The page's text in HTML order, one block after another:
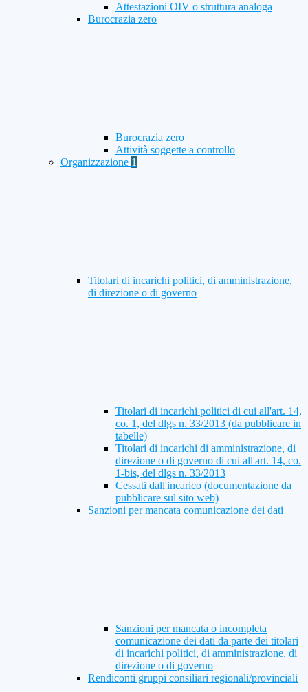
Attestazioni OIV o struttura analoga
Burocrazia zero
Burocrazia zero
Attività soggette a controllo
Organizzazione 1
Titolari di incarichi politici, di amministrazione,
di direzione o di governo
Titolari di incarichi politici di cui all'art. 14,
co. 1, del dlgs n. 33/2013 (da pubblicare in
tabelle)
Titolari di incarichi di amministrazione, di
direzione o di governo di cui all'art. 14, co.
1-bis, del dlgs n. 33/2013
Cessati dall'incarico (documentazione da
pubblicare sul sito web)
Sanzioni per mancata comunicazione dei dati
Sanzioni per mancata o incompleta
comunicazione dei dati da parte dei titolari
di incarichi politici, di amministrazione, di
direzione o di governo
Rendiconti gruppi consiliari regionali/provinciali